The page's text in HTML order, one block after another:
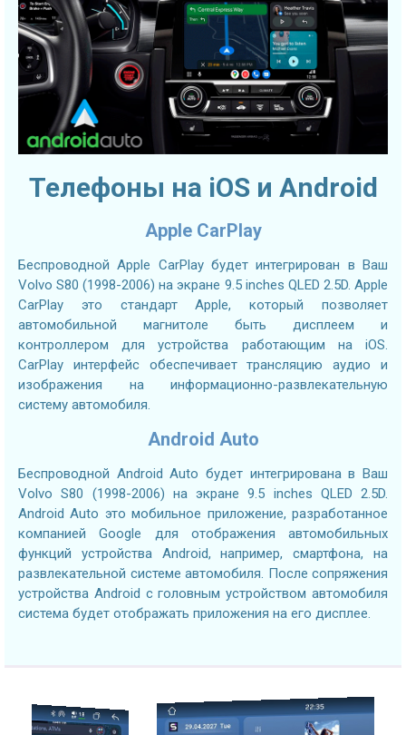
Телефоны на iOS и Android
Apple CarPlay
Беспроводной Apple CarPlay будет интегрирован в Ваш
Volvo S80 (1998-2006) на экране 9.5 inches QLED 2.5D. Apple
CarPlay это стандарт Apple, который позволяет
автомобильной магнитоле быть дисплеем и
контроллером для устройства работающим на iOS.
CarPlay интерфейс обеспечивает трансляцию аудио и
изображения на информационно-развлекательную
систему автомобиля.
Android Auto
Беспроводной Android Auto будет интегрирована в Ваш
Volvo S80 (1998-2006) на экране 9.5 inches QLED 2.5D.
Android Auto это мобильное приложение, разработанное
компанией Google для отображения автомобильных
функций устройства Android, например, смартфона, на
развлекательной системе автомобиля. После сопряжения
устройства Android с головным устройством автомобиля
система будет отображать приложения на его дисплее.
2.7GHZ CPU